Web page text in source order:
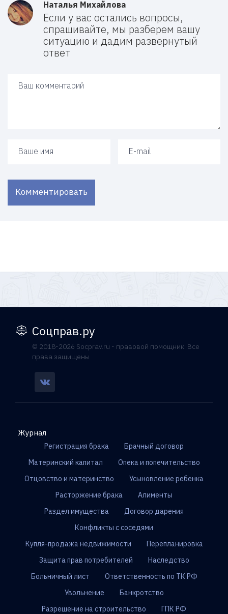
Наталья Михайлова
Если у вас остались вопросы,
спрашивайте, мы разберем вашу
ситуацию и дадим развернутый
ответ
Комментировать
Соцправ.ру
© 2018-2026 Socprav.ru - правовой помощник. Все
права защищены
Журнал
Регистрация брака
Брачный договор
Материнский капитал
Опека и попечительство
Отцовство и материнство
Усыновление ребенка
Расторжение брака
Алименты
Раздел имущества
Договор дарения
Конфликты с соседями
Купля-продажа недвижимости
Перепланировка
Защита прав потребителей
Наследство
Больничный лист
Ответственность по ТК РФ
Увольнение
Банкротство
Разрешение на строительство
ГПК РФ